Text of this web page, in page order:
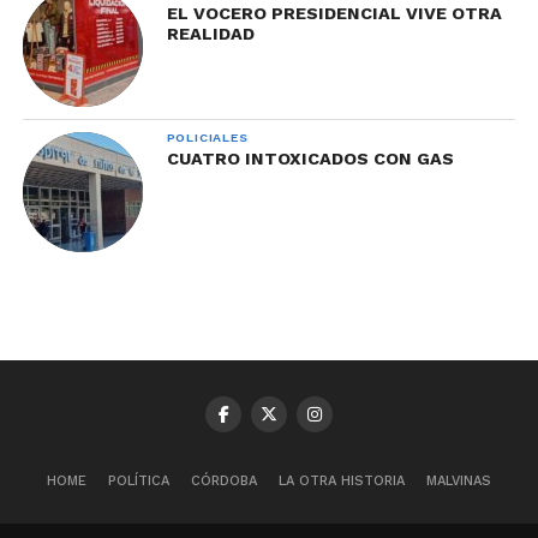
EL VOCERO PRESIDENCIAL VIVE OTRA
REALIDAD
POLICIALES
CUATRO INTOXICADOS CON GAS
HOME POLÍTICA CÓRDOBA LA OTRA HISTORIA MALVINAS